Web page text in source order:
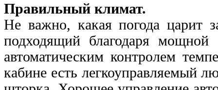
Правильный климат.
Не важно, какая погода царит
подходящий благодаря мощной
автоматическим контролем
кабине есть легкоуправляемый